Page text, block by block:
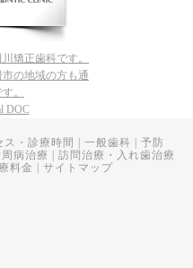
矯正歯科です。
の地域の方も通
。
ス・診療時間 一般歯科
予防
病治療
訪問治療・入れ歯治療
料金 サイトマップ